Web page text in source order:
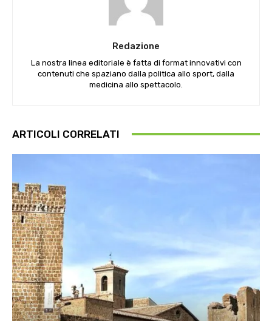
Redazione
La nostra linea editoriale è fatta di format innovativi con
contenuti che spaziano dalla politica allo sport, dalla
medicina allo spettacolo.
ARTICOLI CORRELATI